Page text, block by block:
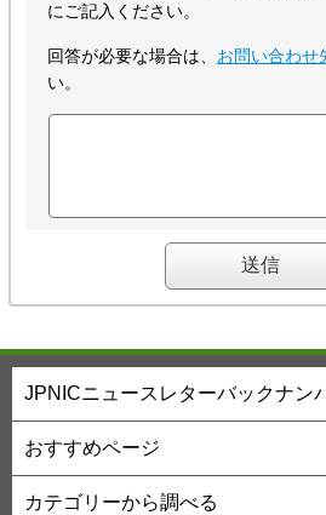
にご記入ください。
回答が必要な場合は、 お問い合わせ
い。
JPNICニュースレターバックナン
おすすめページ
カテゴリーから調べる